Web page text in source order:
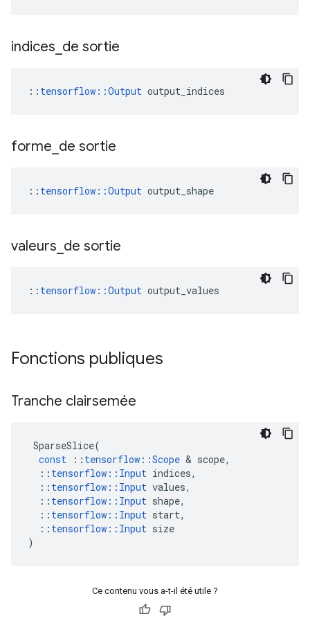
indices de sortie
:: tensorflow::Output output_indices
forme de sortie
:: tensorflow::Output output_shape
valeurs de sortie
:: tensorflow::Output output_values
Fonctions publiques
Tranche clairsemée
SparseSlice(
const
:: tensorflow ::Scope & scope,
:: tensorflow :: Input indices,
:: tensorflow :: Input values,
:: tensorflow :: Input shape,
:: tensorflow :: Input start,
:: tensorflow :: Input size
)
Ce contenu vous a-t-il été utile ?